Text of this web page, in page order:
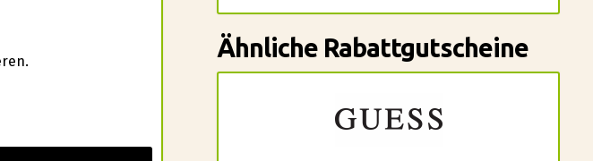
Ähnliche Rabattgutscheine